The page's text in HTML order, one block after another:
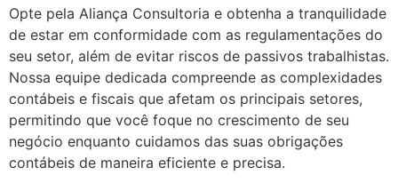
Opte pela Aliança Consultoria e obtenha a tranquilidade
de estar em conformidade com as regulamentações do
seu setor, além de evitar riscos de passivos trabalhistas.
Nossa equipe dedicada compreende as complexidades
contábeis e fiscais que afetam os principais setores,
permitindo que você foque no crescimento de seu
negócio enquanto cuidamos das suas obrigações
contábeis de maneira eficiente e precisa.